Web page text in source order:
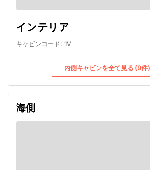
インテリア
キャビンコード: 1V
内側キャビンを全て見る (9件)
海側